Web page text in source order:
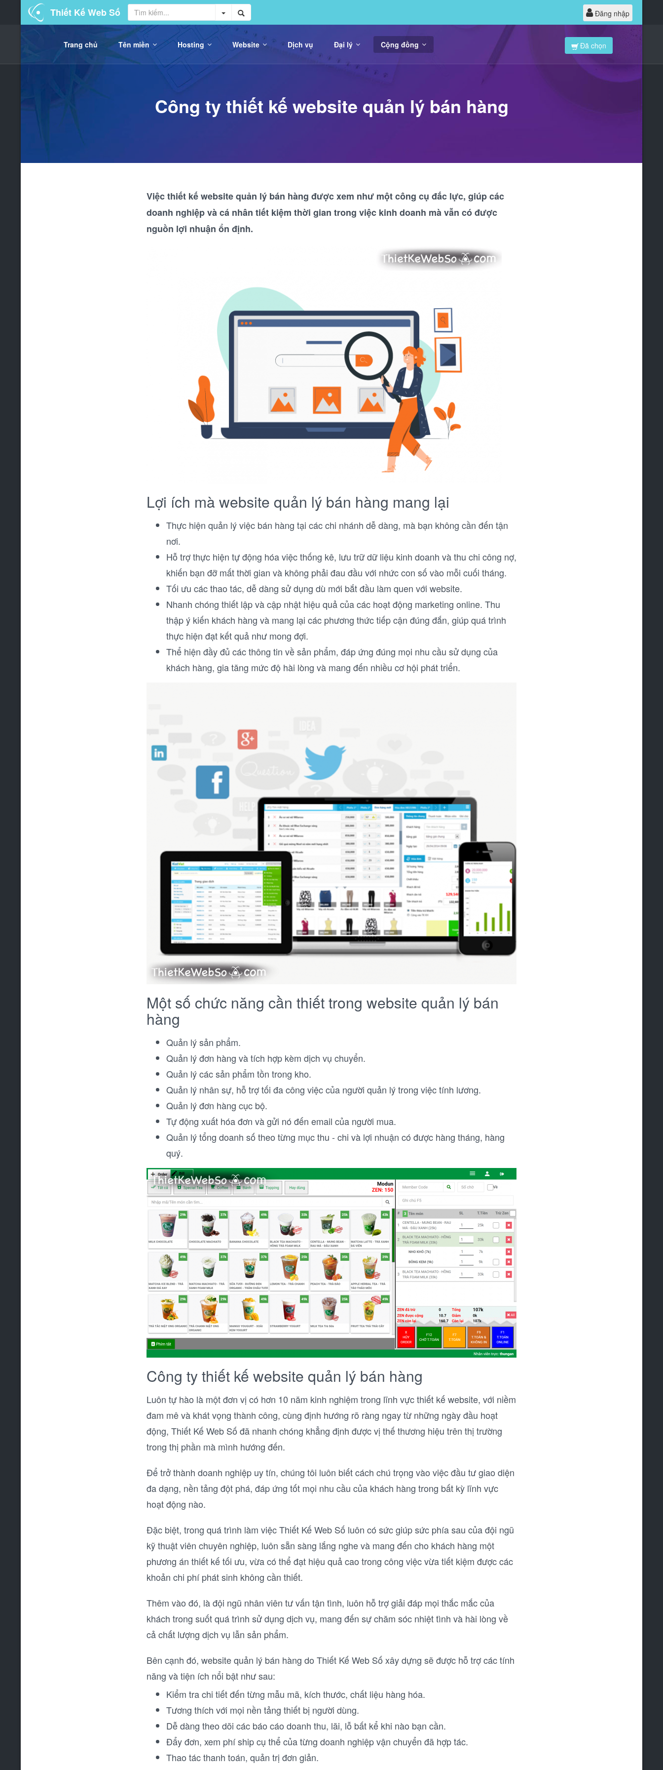
Thiết Kế Web Số Đăng nhập
Đã chọn
Trang chủ Tên miền Hosting Website Dịch vụ Đại lý Cộng đồng
Công ty thiết kế website quản lý bán hàng
Việc thiết kế website quản lý bán hàng được xem như một công cụ đắc lực, giúp các
doanh nghiệp và cá nhân tiết kiệm thời gian trong việc kinh doanh mà vẫn có được
nguồn lợi nhuận ổn định.
Lợi ích mà website quản lý bán hàng mang lại
Thực hiện quản lý việc bán hàng tại các chi nhánh dễ dàng, mà bạn không cần đến tận
nơi.
Hỗ trợ thực hiện tự động hóa việc thống kê, lưu trữ dữ liệu kinh doanh và thu chi công nợ,
khiến bạn đỡ mất thời gian và không phải đau đầu với nhức con số vào mỗi cuối tháng.
Tối ưu các thao tác, dễ dàng sử dụng dù mới bắt đầu làm quen với website.
Nhanh chóng thiết lập và cập nhật hiệu quả của các hoạt động marketing online. Thu
thập ý kiến khách hàng và mang lại các phương thức tiếp cận đúng đắn, giúp quá trình
thực hiện đạt kết quả như mong đợi.
Thể hiện đầy đủ các thông tin về sản phẩm, đáp ứng đúng mọi nhu cầu sử dụng của
khách hàng, gia tăng mức độ hài lòng và mang đến nhiều cơ hội phát triển.
Một số chức năng cần thiết trong website quản lý bán
hàng
Quản lý sản phẩm.
Quản lý đơn hàng và tích hợp kèm dịch vụ chuyển.
Quản lý các sản phẩm tồn trong kho.
Quản lý nhân sự, hỗ trợ tối đa công việc của người quản lý trong việc tính lương.
Quản lý đơn hàng cục bộ.
Tự động xuất hóa đơn và gửi nó đến email của người mua.
Quản lý tổng doanh số theo từng mục thu - chi và lợi nhuận có được hàng tháng, hàng
quý.
Công ty thiết kế website quản lý bán hàng
Luôn tự hào là một đơn vị có hơn 10 năm kinh nghiệm trong lĩnh vực thiết kế website, với niềm
đam mê và khát vọng thành công, cùng định hướng rõ ràng ngay từ những ngày đầu hoạt
động, Thiết Kế Web Số đã nhanh chóng khẳng định được vị thế thương hiệu trên thị trường
trong thị phần mà mình hướng đến.
Để trở thành doanh nghiệp uy tín, chúng tôi luôn biết cách chú trọng vào việc đầu tư giao diện
đa dạng, nền tảng đột phá, đáp ứng tốt mọi nhu cầu của khách hàng trong bất kỳ lĩnh vực
hoạt động nào.
Đặc biệt, trong quá trình làm việc Thiết Kế Web Số luôn có sức giúp sức phía sau của đội ngũ
kỹ thuật viên chuyên nghiệp, luôn sẵn sàng lắng nghe và mang đến cho khách hàng một
phương án thiết kế tối ưu, vừa có thể đạt hiệu quả cao trong công việc vừa tiết kiệm được các
khoản chi phí phát sinh không cần thiết.
Thêm vào đó, là đội ngũ nhân viên tư vấn tận tình, luôn hỗ trợ giải đáp mọi thắc mắc của
khách trong suốt quá trình sử dụng dịch vụ, mang đến sự chăm sóc nhiệt tình và hài lòng về
cả chất lượng dịch vụ lẫn sản phẩm.
Bên cạnh đó, website quản lý bán hàng do Thiết Kế Web Số xây dựng sẽ được hỗ trợ các tính
năng và tiện ích nổi bật như sau:
Kiểm tra chi tiết đến từng mẫu mã, kích thước, chất liệu hàng hóa.
Tương thích với mọi nền tảng thiết bị người dùng.
Dễ dàng theo dõi các báo cáo doanh thu, lãi, lỗ bất kể khi nào bạn cần.
Đẩy đơn, xem phí ship cụ thể của từng doanh nghiệp vận chuyển đã hợp tác.
Thao tác thanh toán, quản trị đơn giản.